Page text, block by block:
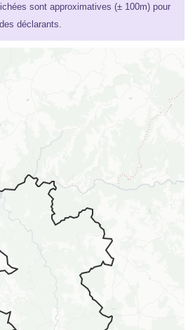
sont approximatives (± 100m) pour
déclarants.